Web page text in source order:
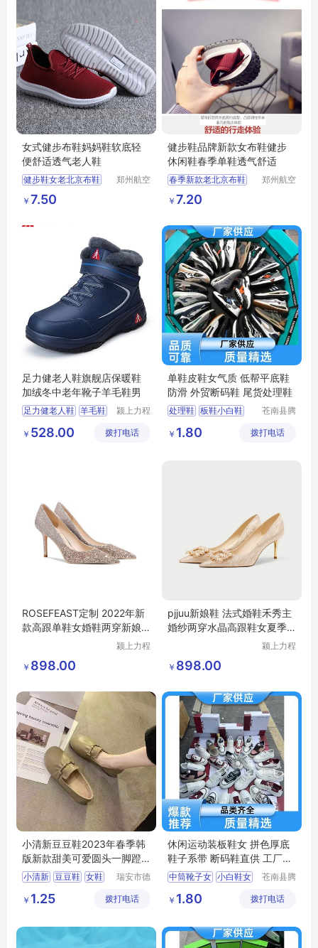
女式健步布鞋妈妈鞋软底轻
便舒适透气老人鞋
健步鞋女老北京布鞋
男中老年老人鞋
软底轻便休闲妈妈鞋
郑州航空
￥ 7.50
健步鞋品牌新款女布鞋健步
休闲鞋春季单鞋透气舒适
春季新款老北京布鞋
女运动单鞋健步鞋
男摆摊货源休闲鞋
郑州航空
￥ 7.20
足力健老人鞋旗舰店保暖鞋
加绒冬中老年靴子羊毛鞋男
足力健老人鞋 羊毛鞋
羊毛鞋男
颍上力程
有限公司
￥ 528.00 拨打电话
单鞋皮鞋女气质 低帮平底鞋
防滑 外贸断码鞋 尾货处理鞋
处理鞋 板鞋小白鞋
运动鞋男
苍南县腾
务商行
￥ 1.80 拨打电话
ROSEFEAST定制 2022年新
款高跟单鞋女婚鞋两穿新娘
颍上力程
￥ 898.00
pjjuu新娘鞋 法式婚鞋禾秀主
婚纱两穿水晶高跟鞋女夏季
颍上力程
￥ 898.00
小清新豆豆鞋2023年春季韩
版新款甜美可爱圆头一脚蹬
皮面单鞋女
小清新 豆豆鞋 女鞋
瑞安市德
￥ 1.25 拨打电话
休闲运动装板鞋女 拼色厚底
鞋子系带 断码鞋直供 工厂处
理鞋
中筒靴子女 小白鞋女
小白鞋时尚百搭
苍南县腾
务商行
￥ 1.80 拨打电话